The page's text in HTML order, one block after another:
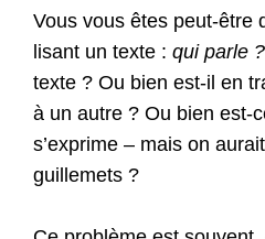
Vous vous êtes peut-être
lisant un texte : qui parle ?
texte ? Ou bien est-il en
à un autre ? Ou bien est-
s’exprime – mais on
guillemets ?